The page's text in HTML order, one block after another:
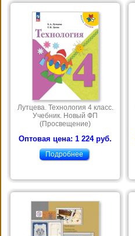
Лутцева. Технология 4 класс.
Учебник. Новый ФП
(Просвещение)
Оптовая цена: 1 224 руб.
Подробнее